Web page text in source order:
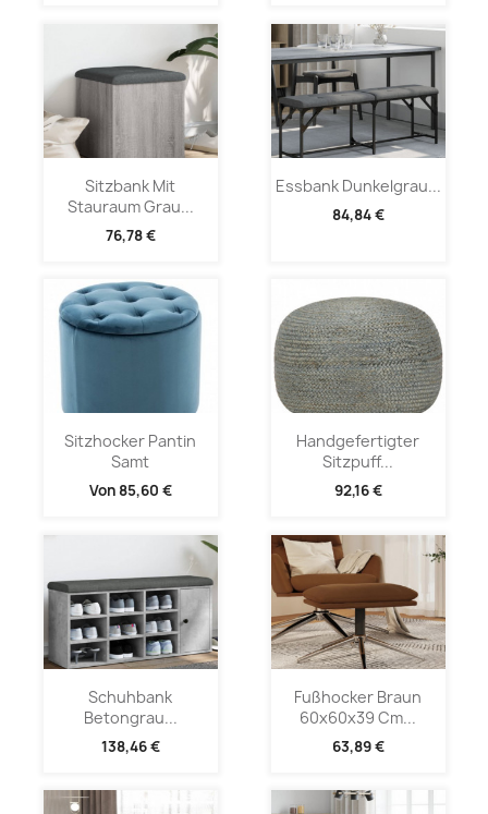
Sitzbank Mit
Stauraum Grau...
76,78 €
Essbank Dunkelgrau...
84,84 €
Sitzhocker Pantin
Samt
Von 85,60 €
Handgefertigter
Sitzpuff...
92,16 €
Schuhbank
Betongrau...
138,46 €
Fußhocker Braun
60x60x39 Cm...
63,89 €